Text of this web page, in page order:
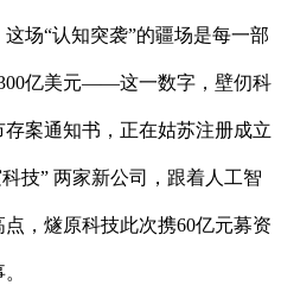
场“认知突袭”的疆场是每一部
亿美元——这一数字，壁仞科
案通知书，正在姑苏注册成立
技” 两家新公司，跟着人工智
，燧原科技此次携60亿元募资